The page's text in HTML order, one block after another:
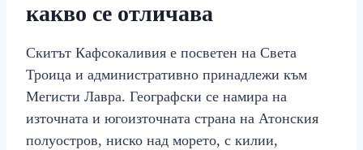
какво се отличава
Скитът Кафсокаливия е посветен на Света
Троица и административно принадлежи към
Мегисти Лавра. Географски се намира на
източната и югоизточната страна на Атонския
полуостров, ниско над морето, с килии,